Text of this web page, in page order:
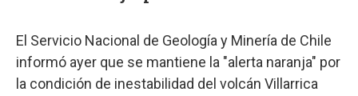
El Servicio Nacional de Geología y Minería de Chile
informó ayer que se mantiene la "alerta naranja" por
la condición de inestabilidad del volcán Villarrica